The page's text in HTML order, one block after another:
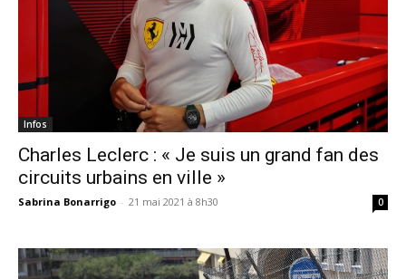
Infos
Charles Leclerc : « Je suis un grand fan des
circuits urbains en ville »
Sabrina Bonarrigo - 21 mai 2021 à 8h30 0